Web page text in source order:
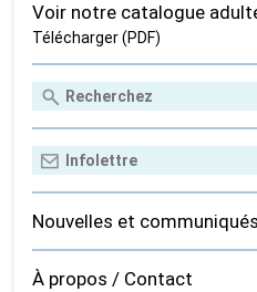
Voir notre catalogue
Télécharger (PDF)
Nouvelles et communiqués
À propos / Contact